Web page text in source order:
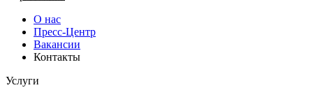
О нас
Пресс-Центр
Вакансии
Контакты
Услуги